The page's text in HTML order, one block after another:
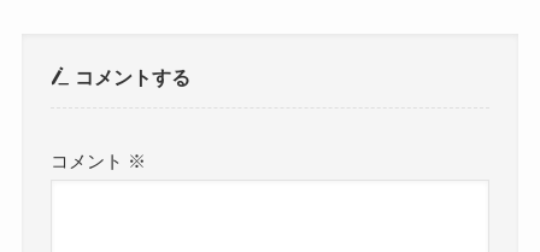
コメントする
コメント ※